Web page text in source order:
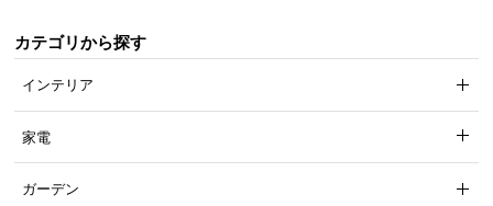
カテゴリから探す
インテリア
家電
ガーデン